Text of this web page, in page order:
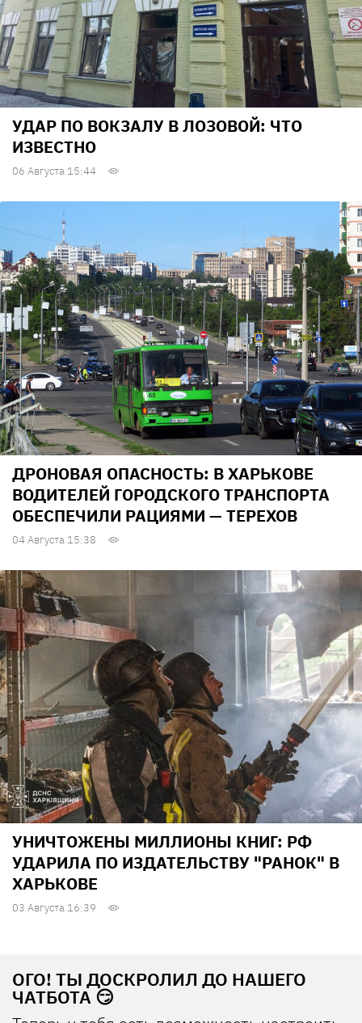
УДАР ПО ВОКЗАЛУ В ЛОЗОВОЙ: ЧТО
ИЗВЕСТНО
06 Августа 15:44
ДРОНОВАЯ ОПАСНОСТЬ: В ХАРЬКОВЕ
ВОДИТЕЛЕЙ ГОРОДСКОГО ТРАНСПОРТА
ОБЕСПЕЧИЛИ РАЦИЯМИ — ТЕРЕХОВ
04 Августа 15:38
УНИЧТОЖЕНЫ МИЛЛИОНЫ КНИГ: РФ
УДАРИЛА ПО ИЗДАТЕЛЬСТВУ "РАНОК" В
ХАРЬКОВЕ
03 Августа 16:39
ОГО! ТЫ ДОСКРОЛИЛ ДО НАШЕГО
ЧАТБОТА 😏